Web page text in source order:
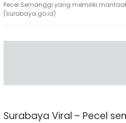
Pecel Semanggi yang memiliki
(surabaya.go.id)
Surabaya Viral – Pecel